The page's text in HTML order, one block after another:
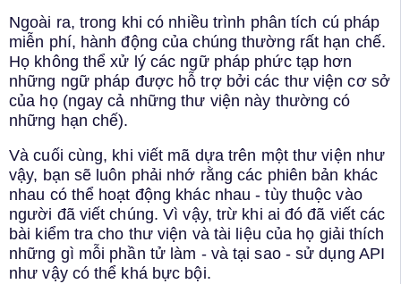
Ngoài ra, trong khi có nhiều trình phân tích cú pháp
miễn phí, hành động của chúng thường rất hạn chế.
Họ không thể xử lý các ngữ pháp phức tạp hơn
những ngữ pháp được hỗ trợ bởi các thư viện cơ sở
của họ (ngay cả những thư viện này thường có
những hạn chế).
Và cuối cùng, khi viết mã dựa trên một thư viện như
vậy, bạn sẽ luôn phải nhớ rằng các phiên bản khác
nhau có thể hoạt động khác nhau - tùy thuộc vào
người đã viết chúng. Vì vậy, trừ khi ai đó đã viết các
bài kiểm tra cho thư viện và tài liệu của họ giải thích
những gì mỗi phần tử làm - và tại sao - sử dụng API
như vậy có thể khá bực bội.